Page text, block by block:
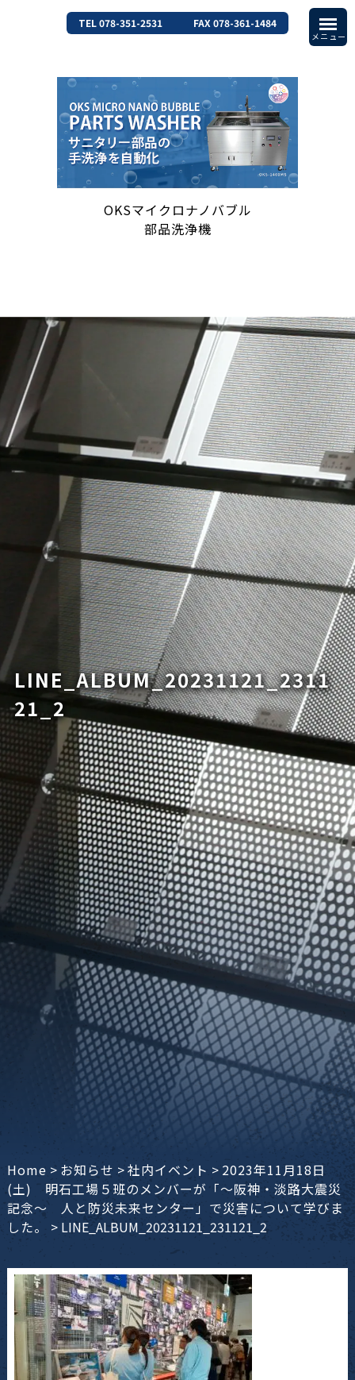
TEL 078-351-2531 FAX 078-361-1484
OKSマイクロナノバブル
部品洗浄機
LINE_ALBUM_20231121_2311
21_2
Home > お知らせ >社内イベント > 2023年11月18日
(土) 明石工場５班のメンバーが「～阪神・淡路大震災
記念～ 人と防災未来センター」で災害について学びま
した。
> LINE_ALBUM_20231121_231121_2